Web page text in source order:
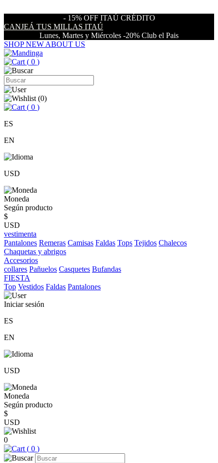
- 15% OFF ITAÚ CRÉDITO
CANJEÁ TUS MILLAS ITAÚ
Lunes, Martes y Miércoles -20% Club el Pais
SHOP NEW ABOUT US
( 0 )
(0)
( 0 )
ES
EN
USD
Moneda
Según producto
$
USD
vestimenta
Pantalones Remeras Camisas Faldas Tops Tejidos Chalecos
Chaquetas y abrigos
Accesorios
collares Pañuelos Casquetes Bufandas
FIESTA
Top Vestidos Faldas Pantalones
Iniciar sesión
ES
EN
USD
Moneda
Según producto
$
USD
0
( 0 )